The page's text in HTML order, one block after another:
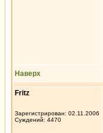
Наверх
Fritz
Зарегистрирован: 02.11.2006
Суждений: 4470